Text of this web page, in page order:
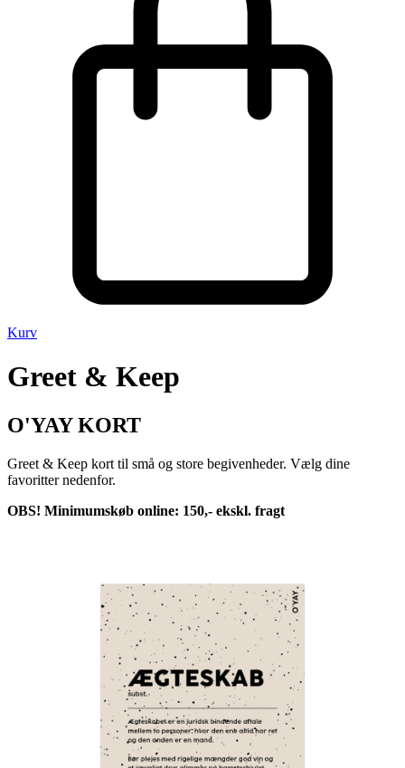
Kurv
Greet & Keep
O'YAY KORT
Greet & Keep kort til små og store begivenheder. Vælg dine
favoritter nedenfor.
OBS! Minimumskøb online: 150,- ekskl. fragt